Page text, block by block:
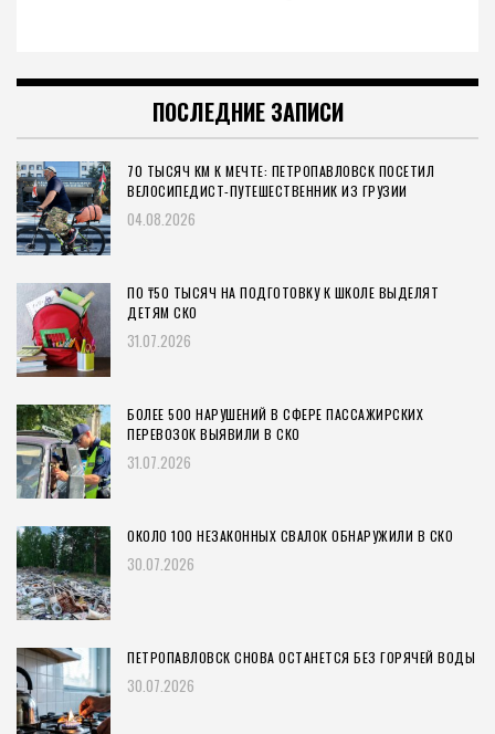
ПОСЛЕДНИЕ ЗАПИСИ
70 ТЫСЯЧ КМ К МЕЧТЕ: ПЕТРОПАВЛОВСК ПОСЕТИЛ
ВЕЛОСИПЕДИСТ-ПУТЕШЕСТВЕННИК ИЗ ГРУЗИИ
04.08.2026
ПО ₸50 ТЫСЯЧ НА ПОДГОТОВКУ К ШКОЛЕ ВЫДЕЛЯТ
ДЕТЯМ СКО
31.07.2026
БОЛЕЕ 500 НАРУШЕНИЙ В СФЕРЕ ПАССАЖИРСКИХ
ПЕРЕВОЗОК ВЫЯВИЛИ В СКО
31.07.2026
ОКОЛО 100 НЕЗАКОННЫХ СВАЛОК ОБНАРУЖИЛИ В СКО
30.07.2026
ПЕТРОПАВЛОВСК СНОВА ОСТАНЕТСЯ БЕЗ ГОРЯЧЕЙ ВОДЫ
30.07.2026